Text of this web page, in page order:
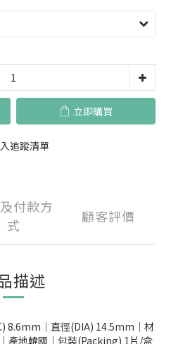
立即購買
追蹤清單
付款方
式
顧客評價
描述
8.6mm｜直徑(DIA) 14.5mm｜材
產地韓國｜包裝(Packing) 1片/盒